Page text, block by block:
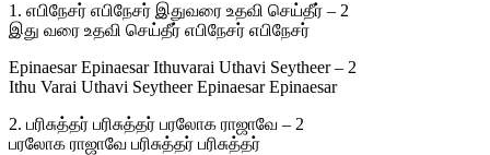
1. எபிநேசர் எபிநேசர் இதுவரை உதவி செய்தீர் – 2
இது வரை உதவி செய்தீர் எபிநேசர் எபிநேசர்
Epinaesar Epinaesar Ithuvarai Uthavi Seytheer – 2
Ithu Varai Uthavi Seytheer Epinaesar Epinaesar
2. பரிசுத்தர் பரிசுத்தர் பரலோக ராஜாவே – 2
பரலோக ராஜாவே பரிசுத்தர் பரிசுத்தர்